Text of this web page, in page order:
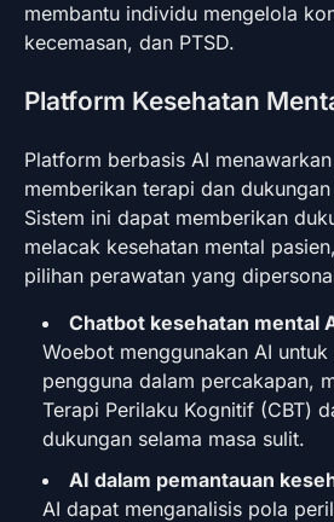
membantu individu mengelola
kecemasan, dan PTSD.
Platform Kesehatan
Platform berbasis AI
memberikan terapi dan
Sistem ini dapat memberikan
melacak kesehatan mental
pilihan perawatan yang
Chatbot kesehatan mental
Woebot menggunakan AI
pengguna dalam percakapan,
Terapi Perilaku Kognitif (CBT)
dukungan selama masa sulit.
AI dalam pemantauan
AI dapat menganalisis pola